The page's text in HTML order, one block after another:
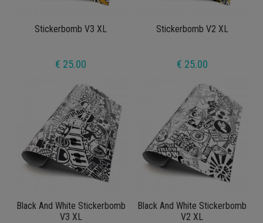
Stickerbomb V3 XL
€ 25.00
Stickerbomb V2 XL
€ 25.00
Black And White Stickerbomb
V3 XL
Black And White Stickerbomb
V2 XL